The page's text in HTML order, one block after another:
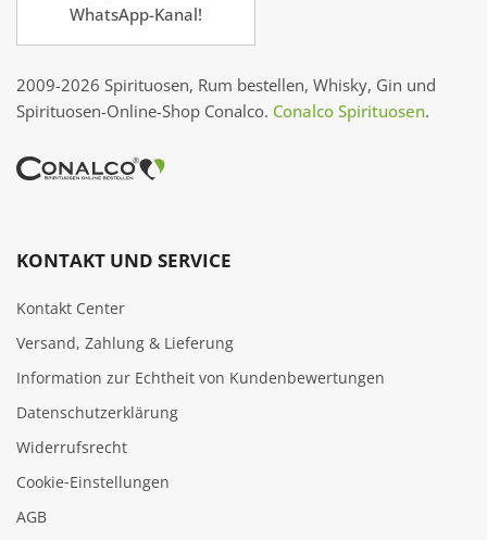
WhatsApp-Kanal!
2009-2026 Spirituosen, Rum bestellen, Whisky, Gin und
Spirituosen-Online-Shop Conalco. Conalco Spirituosen.
KONTAKT UND SERVICE
Kontakt Center
Versand, Zahlung & Lieferung
Information zur Echtheit von Kundenbewertungen
Datenschutzerklärung
Widerrufsrecht
Cookie‑Einstellungen
AGB